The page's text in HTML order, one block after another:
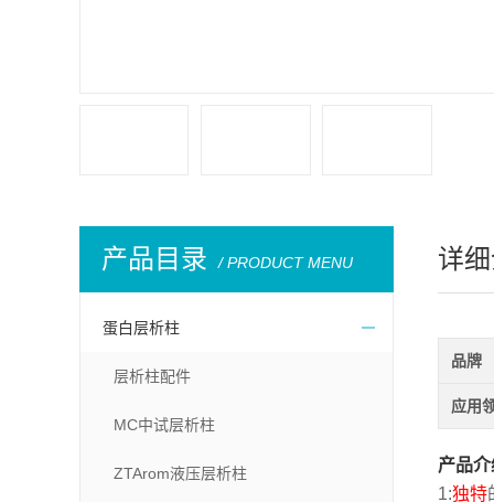
产品目录 / PRODUCT MENU
蛋白层析柱
层析柱配件
MC中试层析柱
ZTArom液压层析柱
详
品牌
应用
产品介
1:独特